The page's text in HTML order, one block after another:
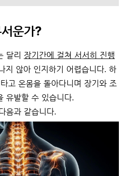
운가?
달리 장기간에 걸쳐 서서히 진행
지 않아 인지하기 어렵습니다. 하
고 온몸을 돌아다니며 장기와 조
유발할 수 있습니다.
음과 같습니다.